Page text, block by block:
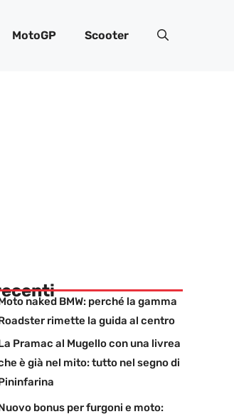
MotoGP Scooter
naked BMW: perché la gamma
rimette la guida al centro
Pramac al Mugello con una livrea
è già nel mito: tutto nel segno di
bonus per furgoni e moto: